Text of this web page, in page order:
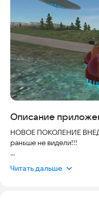
Описание
НОВОЕ ПОКОЛЕНИЕ
раньше не видели!!!
Читать дальше